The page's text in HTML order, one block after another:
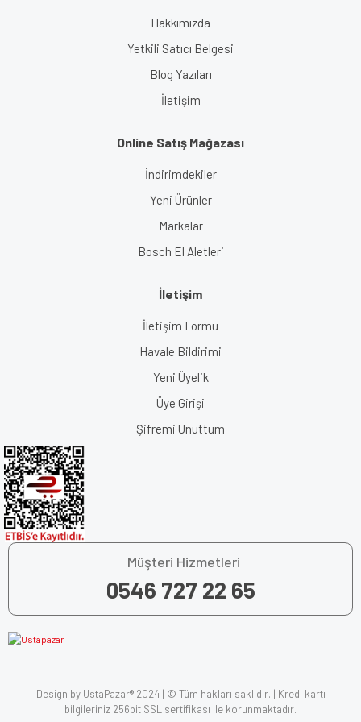
Hakkımızda
Yetkili Satıcı Belgesi
Blog Yazıları
İletişim
Online Satış Mağazası
İndirimdekiler
Yeni Ürünler
Markalar
Bosch El Aletleri
İletişim
İletişim Formu
Havale Bildirimi
Yeni Üyelik
Üye Girişi
Şifremi Unuttum
Müşteri Hizmetleri
0546 727 22 65
Design by UstaPazar® 2024 | © Tüm hakları saklıdır. | Kredi kartı
bilgileriniz 256bit SSL sertifikası ile korunmaktadır.